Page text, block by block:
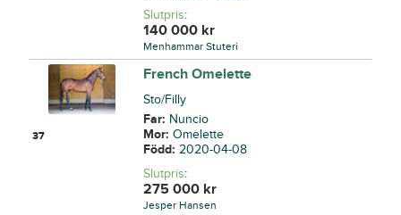
Slutpris:
140 000 kr
Menhammar Stuteri
37
French Omelette
Sto/Filly
Far: Nuncio
Mor:Omelette
Född:2020-04-08
Slutpris:
275 000 kr
Jesper Hansen